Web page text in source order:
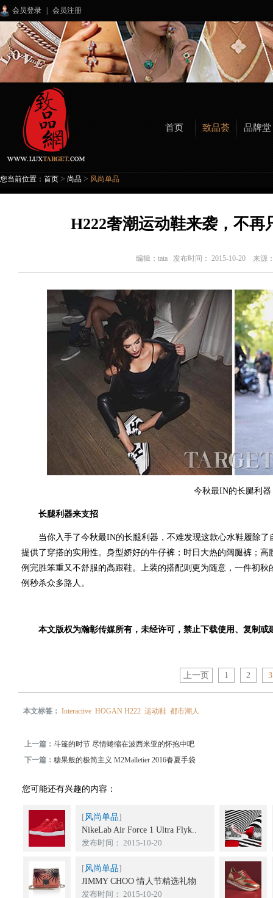
会员登录 会员注册
首页 致品荟 品牌堂
您当前位置： 首页 > 尚品 > 风尚单品
H222奢潮运动鞋来袭，不再
编辑： tata 发布时间： 2015-10-20 来源
今秋最IN的长腿利器
长腿利器来支招
当你入手了今秋最IN的长腿利器，不难发现这款心水鞋履除了
提供了穿搭的实用性。身型娇好的牛仔裤；时日大热的阔腿裤；
例完胜笨重又不舒服的高跟鞋。上装的搭配则更为随意，一件初
例秒杀众多路人。
本文版权为瀚彰传媒所有，未经许可，禁止下载使用、复制或
上一页 1 2 3
本文标签：Interactive HOGAN H222 运动鞋 都市潮人
上一篇：斗篷的时节 尽情蜷缩在波西米亚的怀抱中吧
下一篇：糖果般的极简主义 M2Malletier 2016春夏手袋
您可能还有兴趣的内容：
[风尚单品]
NikeLab Air Force 1 Ultra Flyk..
发布时间： 2015-10-20
[风尚单品]
JIMMY CHOO 情人节精选礼物
发布时间： 2015-10-20